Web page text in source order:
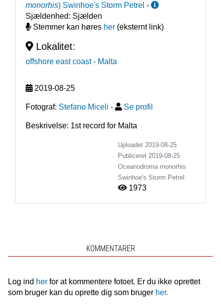
monorhis) Swinhoe's Storm Petrel -
Sjældenhed: Sjælden
Stemmer kan høres her(eksternt link)
Lokalitet:
offshore east coast - Malta
2019-08-25
Fotograf: Stefano Miceli - Se profil
Beskrivelse: 1st record for Malta
Uploadet 2019-08-25
Publiceret 2019-08-25
Oceanodroma monorhis
Swinhoe's Storm Petrel
1973
KOMMENTARER
Log ind herfor at kommentere fotoet. Er du ikke oprettet
som bruger kan du oprette dig som bruger her.